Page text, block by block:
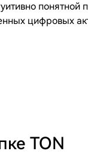
цифровых
TON